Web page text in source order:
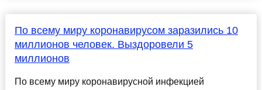
По всему миру коронавирусом заразились 10
миллионов человек. Выздоровели 5
миллионов
По всему миру коронавирусной инфекцией